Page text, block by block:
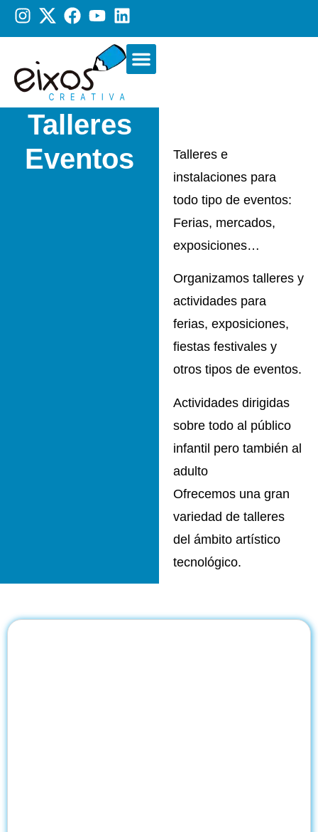
Talleres
Eventos
Talleres e
instalaciones para
todo tipo de eventos:
Ferias, mercados,
exposiciones…
Organizamos talleres y
actividades para
ferias, exposiciones,
fiestas festivales y
otros tipos de eventos.
Actividades dirigidas
sobre todo al público
infantil pero también al
adulto
Ofrecemos una gran
variedad de talleres
del ámbito artístico
tecnológico.